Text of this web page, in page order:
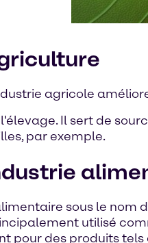
agricole
Il sert de
par exemple.
sous le nom
utilisé
des produits